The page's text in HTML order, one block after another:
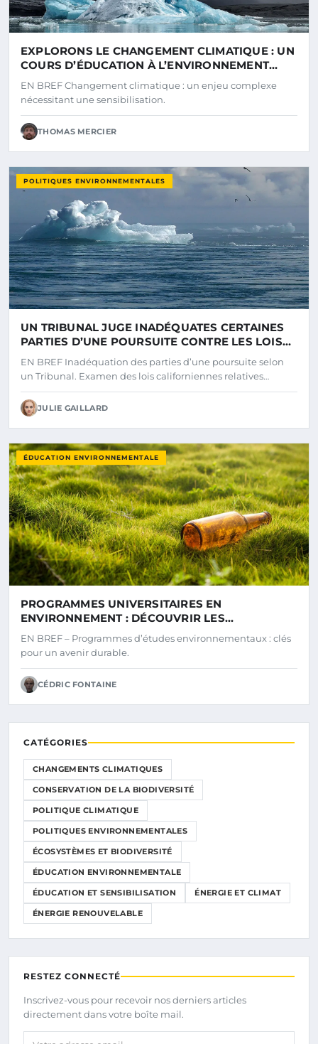
EXPLORONS LE CHANGEMENT CLIMATIQUE : UN
COURS D’ÉDUCATION À L’ENVIRONNEMENT
ANIMÉ PAR DR XONI MA
EN BREF Changement climatique : un enjeu complexe
nécessitant une sensibilisation.
THOMAS MERCIER
POLITIQUES ENVIRONNEMENTALES
UN TRIBUNAL JUGE INADÉQUATES CERTAINES
PARTIES D’UNE POURSUITE CONTRE LES LOIS
CALIFORNIENNES SUR LA DIVULGATION
CLIMATIQUE
EN BREF Inadéquation des parties d’une poursuite selon
un Tribunal. Examen des lois californiennes relatives…
JULIE GAILLARD
ÉDUCATION ENVIRONNEMENTALE
PROGRAMMES UNIVERSITAIRES EN
ENVIRONNEMENT : DÉCOUVRIR LES
MEILLEURES FORMATIONS POUR UN AVENIR
DURABLE
EN BREF – Programmes d’études environnementaux : clés
pour un avenir durable.
CÉDRIC FONTAINE
CATÉGORIES
CHANGEMENTS CLIMATIQUES
CONSERVATION DE LA BIODIVERSITÉ
POLITIQUE CLIMATIQUE
POLITIQUES ENVIRONNEMENTALES
ÉCOSYSTÈMES ET BIODIVERSITÉ
ÉDUCATION ENVIRONNEMENTALE
ÉDUCATION ET SENSIBILISATION ÉNERGIE ET CLIMAT
ÉNERGIE RENOUVELABLE
RESTEZ CONNECTÉ
Inscrivez-vous pour recevoir nos derniers articles
directement dans votre boîte mail.
Votre adresse email